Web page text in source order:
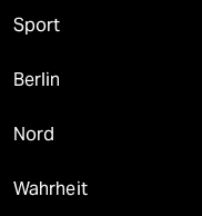
Sport
Berlin
Nord
Wahrheit